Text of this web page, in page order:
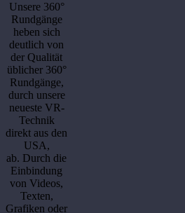
Unsere 360°
Rundgänge
heben sich
deutlich von
der Qualität
üblicher 360°
Rundgänge,
durch unsere
neueste VR-
Technik
direkt aus den
USA,
ab. Durch die
Einbindung
von Videos,
Texten,
Grafiken oder